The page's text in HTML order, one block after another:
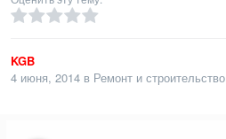
KGB
4 июня, 2014 в Ремонт и строительство